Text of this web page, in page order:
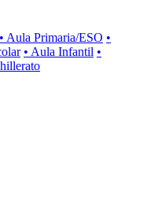
• Aula Primaria/ESO •
• Aula Infantil •